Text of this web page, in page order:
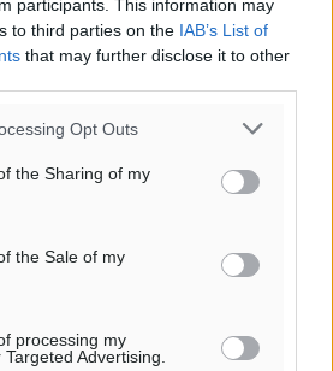
participants. This information may
to third parties on the IAB’s List of
that may further disclose it to other
Opt Outs
the Sharing of my
the Sale of my
processing my
Advertising.
για τα πρώτα υπεράκτια
λειτουργήσουν στη χώρα μας
επτά Περιφέρειες – Οι οδηγίες
και ο Χάρτης Πρόβλεψης